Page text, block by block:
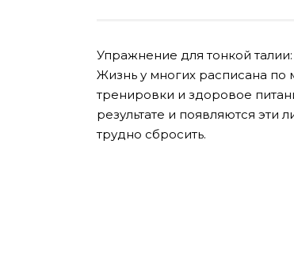
Упражнение для тонкой
Жизнь у многих расписана по
тренировки и здоровое
результате и появляются эти
трудно сбросить.